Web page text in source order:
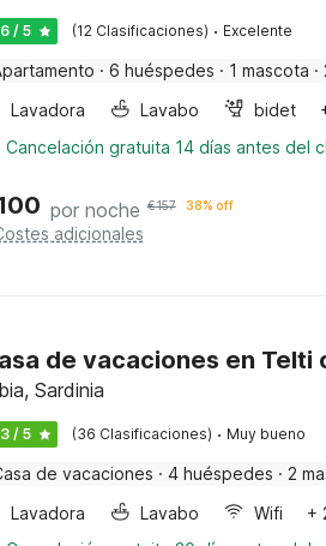
/ 5 (12 Clasificaciones) · Excelente
· 6 huéspedes · 1 mascota ·
Lavadora
Lavabo bidet
Cancelación gratuita 14 días antes del
por noche €157 38% off
adicionales
de vacaciones en Telti
Sardinia
/ 5 (36 Clasificaciones) · Muy bueno
de vacaciones · 4 huéspedes · 2
Lavadora
Lavabo Wifi
+